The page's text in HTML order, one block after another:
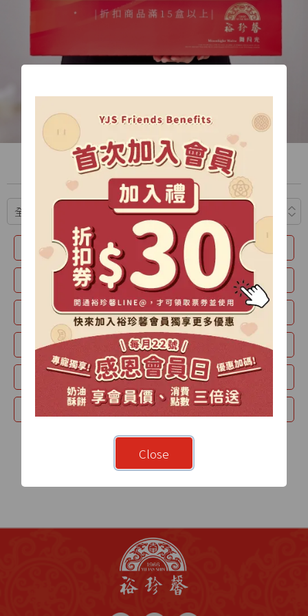
中秋禮盒專區
推薦 暖月-雙層禮盒
星耀禮盒 極光禮盒
月瀾禮盒 山月禮盒
紫玉酥 時光-精裝禮盒
蛋黃酥 綠豆椪
牛奶酥 經典款禮盒
Close